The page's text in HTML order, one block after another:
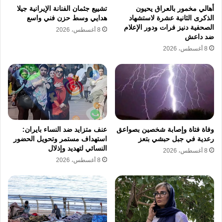
أسفرت عن مقتل 108 أشخاص على الأقل وإصابة
384 آخرين. تتنوع أساليب العنف بين الإعدام
الميداني والتشويه المتعمد بإطلاق النار على
الرضفة وكسر العظام بأدوات صلبة. تكشف
الوثائق مسؤولية حماس عن هذه الحوادث في ظل
تصاعد عمليات قتل وإيذاء المدنيين الإسرائيليين.
تشير المعطيات إلى حدوث زيادة ملحوظة في هذه
الممارسات خلال عام 2023 بالتزامن مع حالة
الحرب.
تثير هذه الهجمات مخاوف جدية بشأن مخالفة
قواعد القانون الدولي الإنساني ومبادئ التمييز بين
المدنيين والمقاتلين. يؤكد التقرير الأممي أن مبدأ
أهالي مخمور بالعراق يحيون
الذكرى الثانية عشرة لاستشهاد
الصحفية دنيز فرات ودور الإعلام
ضد داعش
8 أغسطس، 2026
تشييع جثمان الفنانة الإيرانية جيلا
هدايي وسط حزن فني واسع
8 أغسطس، 2026
وفاة فتاة وإصابة شخصين بصواعق
رعدية في جبل حبشي بتعز
8 أغسطس، 2026
عنف متزايد ضد النساء بايران:
استهداف مستمر وتحويل الحضور
النسائي لتهديد وإذلال
8 أغسطس، 2026